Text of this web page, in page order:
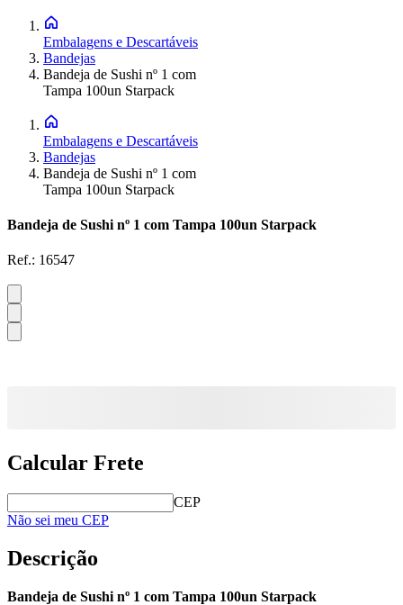
Embalagens e Descartáveis
Bandejas
Bandeja de Sushi nº 1 com
Tampa 100un Starpack
Embalagens e Descartáveis
Bandejas
Bandeja de Sushi nº 1 com
Tampa 100un Starpack
Bandeja de Sushi nº 1 com Tampa 100un Starpack
Ref.: 16547
Calcular Frete
CEP
Não sei meu CEP
Descrição
Bandeja de Sushi nº 1 com Tampa 100un Starpack